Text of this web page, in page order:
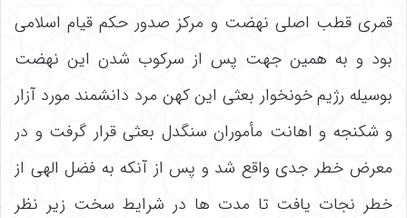
قمری قطب اصلی نهضت و مرکز صدور حکم قیام اسلامی
بود و به همین جهت پس از سرکوب شدن این نهضت
بوسیله رژیم خونخوار بعثی این کهن مرد دانشمند مورد آزار
و شکنجه و اهانت مأموران سنگدل بعثی قرار گرفت و در
معرض خطر جدی واقع شد و پس از آنکه به فضل الهی از
خطر نجات یافت تا مدت ها در شرایط سخت زیر نظر